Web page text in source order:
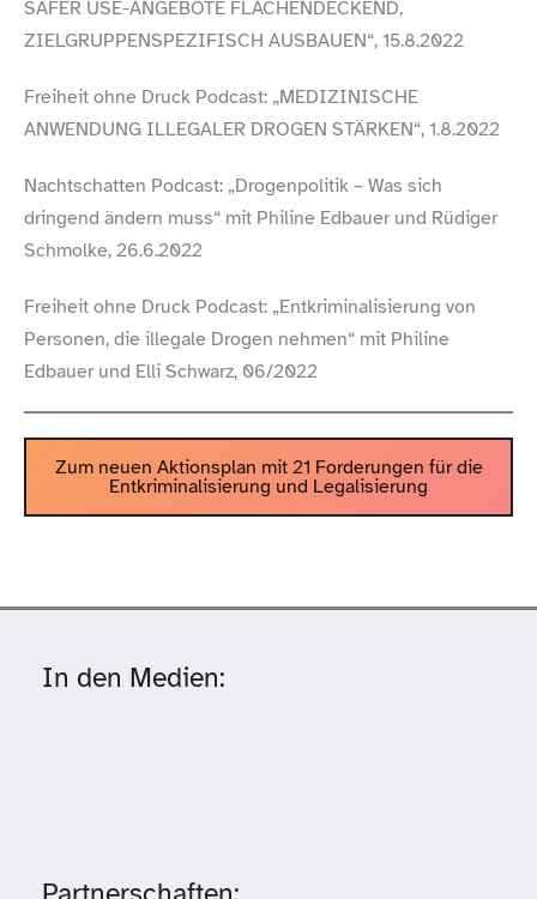
SAFER USE-​ANGEBOTE FLÄCHENDECKEND,
ZIELGRUPPENSPEZIFISCH AUSBAUEN“, 15.8.2022
Freiheit ohne Druck Podcast: „MEDIZINISCHE
ANWENDUNG ILLEGALER DROGEN STÄRKEN“, 1.8.2022
Nachtschatten Podcast: „Drogenpolitik – Was sich
dringend ändern muss“ mit Philine Edbauer und Rüdiger
Schmolke, 26.6.2022
Freiheit ohne Druck Podcast: „Entkriminalisierung von
Personen, die illegale Drogen nehmen“ mit Philine
Edbauer und Elli Schwarz, 06/​2022
Zum neuen Aktionsplan mit 21 Forderungen für die
Entkriminalisierung und Legalisierung
In den Medien: